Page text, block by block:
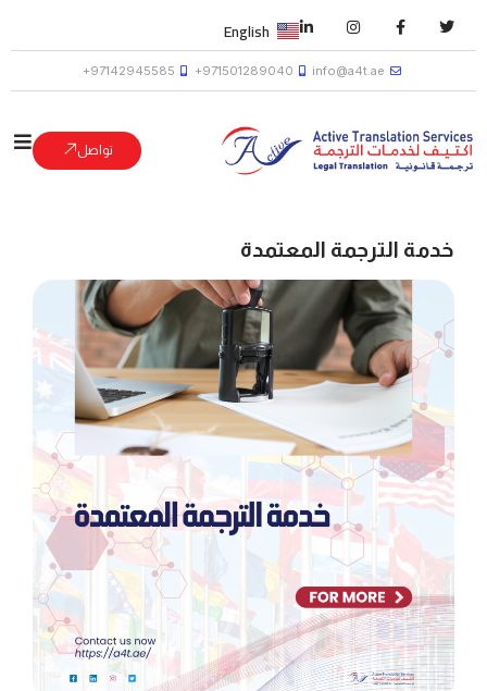
info@a4t.ae
971501289040+
97142945585+
English
تواصل
خدمة الترجمة المعتمدة